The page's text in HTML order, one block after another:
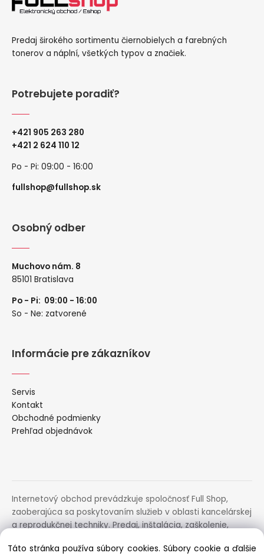
Predaj širokého sortimentu čiernobielych a farebných
tonerov a náplní, všetkých typov a značiek.
Potrebujete poradiť?
+421 905 263 280
+421 2 624 110 12
Po - Pi: 09:00 - 16:00
fullshop@fullshop.sk
Osobný odber
Muchovo nám. 8
85101 Bratislava
Po - Pi: 09:00 - 16:00
So - Ne: zatvorené
Informácie pre zákazníkov
Servis
Kontakt
Obchodné podmienky
Prehľad objednávok
Internetový obchod prevádzkuje spoločnosť Full Shop,
zaoberajúca sa poskytovaním služieb v oblasti kancelárskej
a reprodukčnej techniky. Predaj, inštalácia, zaškolenie,
zariadení.
Táto stránka používa súbory cookies. Súbory cookie a ďalšie